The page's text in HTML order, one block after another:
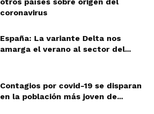
coronavirus
España: La variante Delta nos
amarga el verano al sector del...
Contagios por covid-19 se disparan
en la población más joven de...